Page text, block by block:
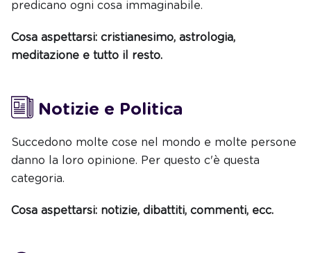
predicano ogni cosa immaginabile.
Cosa aspettarsi: cristianesimo, astrologia,
meditazione e tutto il resto.
Notizie e Politica
Succedono molte cose nel mondo e molte persone
danno la loro opinione. Per questo c'è questa
categoria.
Cosa aspettarsi: notizie, dibattiti, commenti, ecc.